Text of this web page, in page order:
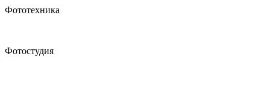
Фототехника
Фотостудия